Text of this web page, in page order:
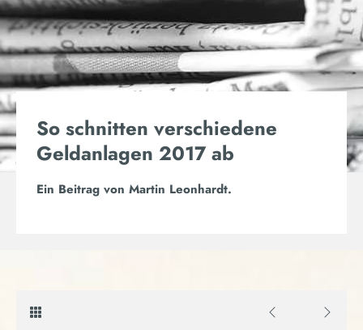
So schnitten verschiedene
Geldanlagen 2017 ab
Ein Beitrag von Martin Leonhardt.